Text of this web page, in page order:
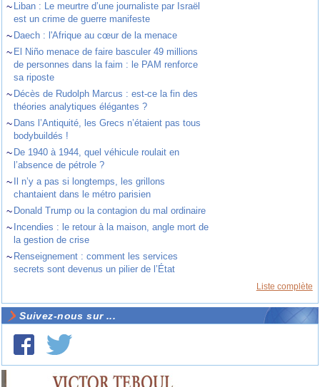
~ Liban : Le meurtre d’une journaliste par Israël
est un crime de guerre manifeste
~ Daech : l'Afrique au cœur de la menace
~ El Niño menace de faire basculer 49 millions
de personnes dans la faim : le PAM renforce
sa riposte
~ Décès de Rudolph Marcus : est-ce la fin des
théories analytiques élégantes ?
~ Dans l’Antiquité, les Grecs n’étaient pas tous
bodybuildés !
~ De 1940 à 1944, quel véhicule roulait en
l’absence de pétrole ?
~
Il n’y a pas si longtemps, les grillons
chantaient dans le métro parisien
~ Donald Trump ou la contagion du mal ordinaire
~ Incendies : le retour à la maison, angle mort de
la gestion de crise
~ Renseignement : comment les services
secrets sont devenus un pilier de l’État
Liste complète
Suivez-nous sur ...